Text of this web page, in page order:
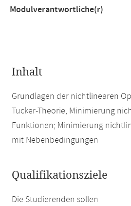
Modulverantwortliche(r)
Inhalt
Grundlagen der nichtlinearen
Tucker-Theorie, Minimierung
Funktionen; Minimierung
mit Nebenbedingungen
Qualifikationsziele
Die Studierenden sollen